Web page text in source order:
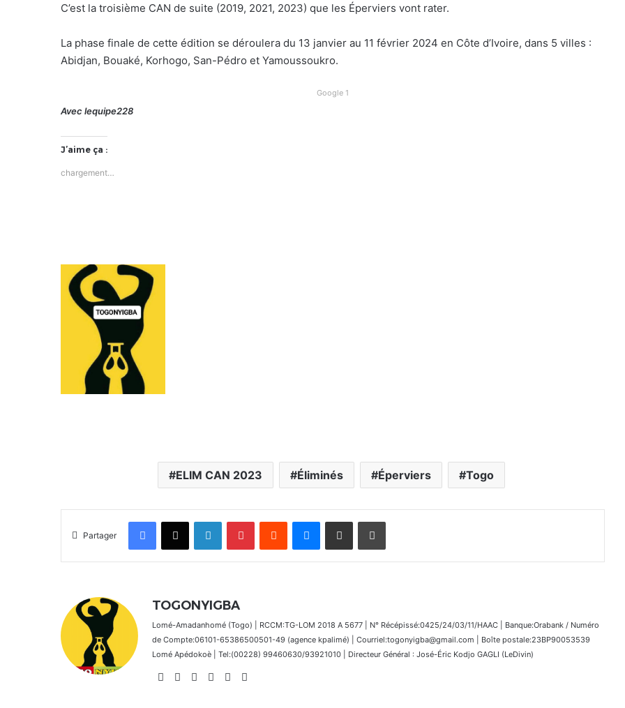
C’est la troisième CAN de suite (2019, 2021, 2023) que les Éperviers vont rater.
La phase finale de cette édition se déroulera du 13 janvier au 11 février 2024 en Côte d’Ivoire, dans 5 villes :
Abidjan, Bouaké, Korhogo, San-Pédro et Yamoussoukro.
Google 1
Avec lequipe228
J’aime ça :
chargement…
ELIM CAN 2023 Éliminés Éperviers Togo
Partager
FacebookX Linkedin PinterestReddit MessengerPartager par email Imprimer
TOGONYIGBA
Lomé-Amadanhomé (Togo) | RCCM:TG-LOM 2018 A 5677 | N° Récépissé:0425/24/03/11/HAAC | Banque:Orabank / Numéro
de Compte:06101-65386500501-49 (agence kpalimé) | Courriel:togonyigba@gmail.com | Boîte postale:23BP90053539
Lomé Apédokoè | Tel:(00228) 99460630/93921010 | Directeur Général : José-Éric Kodjo GAGLI (LeDivin)
WebsiteFacebook
X LinkedinInstagram